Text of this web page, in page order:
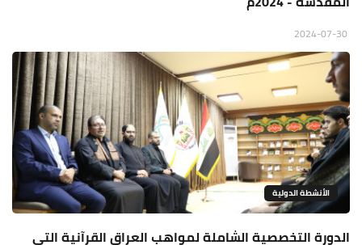
الأنشطة الدولية
الدورة التخصصية الشاملة لمواهب العراق القرآنية التي